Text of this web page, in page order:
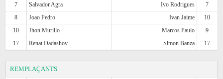
7
Salvador Agra Ivo Rodrigues
7
8
Joao Pedro Ivan Jaime
10
10
Jhon Murillo Marcos Paulo
9
17
Renat Dadashov Simon Banza 17
REMPLAÇANTS